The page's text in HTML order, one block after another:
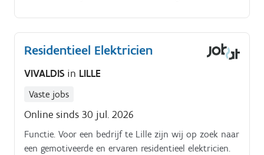
Residentieel Elektricien
VIVALDIS in LILLE
Vaste jobs
Online sinds 30 jul. 2026
Functie. Voor een bedrijf te Lille zijn wij op zoek naar
een gemotiveerde en ervaren residentieel elektricien.